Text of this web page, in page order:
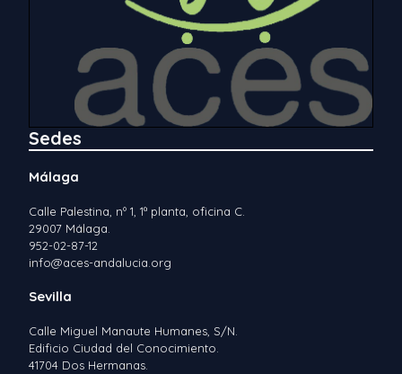
Sedes
Málaga
Calle Palestina, nº 1, 1ª planta, oficina C.
29007 Málaga.
952-02-87-12
info@aces-andalucia.org
Sevilla
Calle Miguel Manaute Humanes, S/N.
Edificio Ciudad del Conocimiento.
41704 Dos Hermanas.